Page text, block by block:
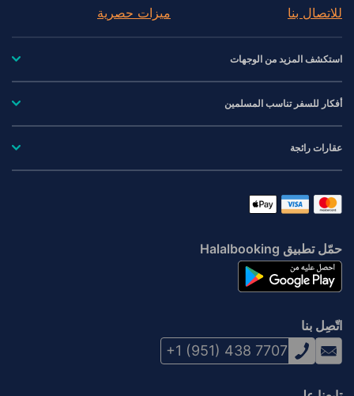
للاتصال بنا
ميزات حصرية
استكشف المزيد من الوجهات
أفكار للسفر تناسب المسلمين
عقارات رائجة
حمّل تطبيق Halalbooking
اتّصِل بنا
+1 (951) 438 7707